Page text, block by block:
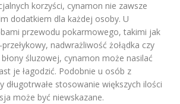
korzyści, cynamon nie zawsze
dodatkiem dla każdej osoby. U
przewodu pokarmowego, takimi jak
nadwrażliwość żołądka czy
śluzowej, cynamon może nasilać
je łagodzić. Podobnie u osób z
długotrwałe stosowanie większych ilości
może być niewskazane.